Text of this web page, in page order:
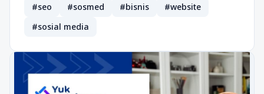
#seo
#sosmed #bisnis
#website
#sosial media